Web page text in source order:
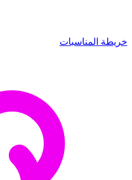
خريطة المناسبات